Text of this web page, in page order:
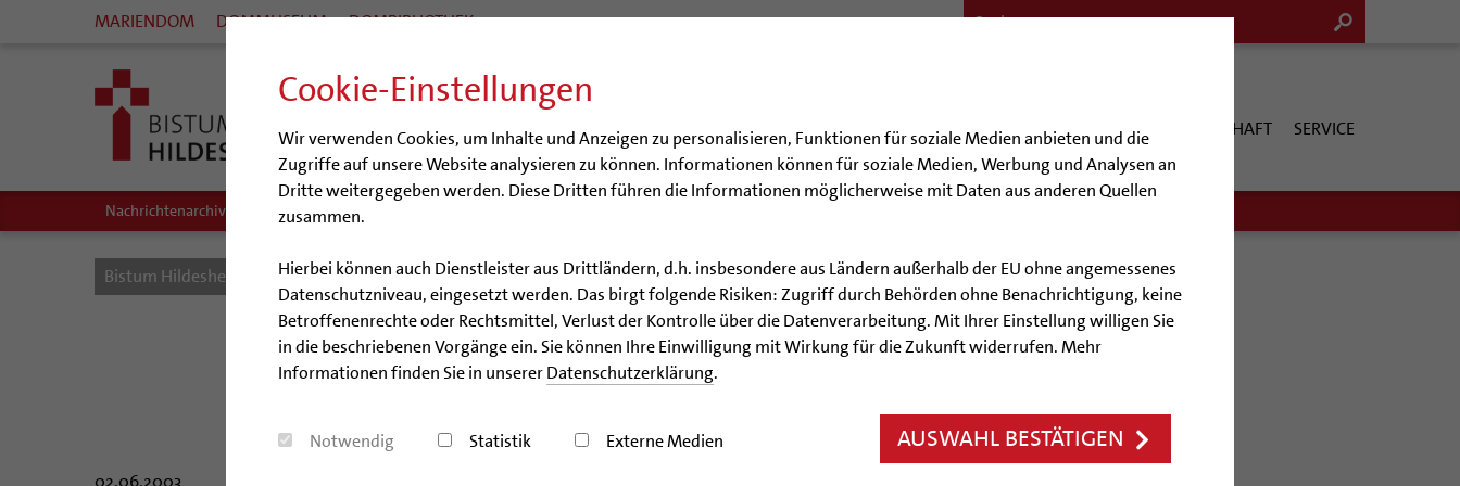
Cookie-Einstellungen
Wir verwenden Cookies, um Inhalte und Anzeigen zu personalisieren, Funktionen für soziale Medien anbieten und die
Zugriffe auf unsere Website analysieren zu können. Informationen können für soziale Medien, Werbung und Analysen an
Dritte weitergegeben werden. Diese Dritten führen die Informationen möglicherweise mit Daten aus anderen Quellen
zusammen.
Hierbei können auch Dienstleister aus Drittländern, d.h. insbesondere aus Ländern außerhalb der EU ohne angemessenes
Datenschutzniveau, eingesetzt werden. Das birgt folgende Risiken: Zugriff durch Behörden ohne Benachrichtigung, keine
Betroffenenrechte oder Rechtsmittel, Verlust der Kontrolle über die Datenverarbeitung. Mit Ihrer Einstellung willigen Sie
in die beschriebenen Vorgänge ein. Sie können Ihre Einwilligung mit Wirkung für die Zukunft widerrufen. Mehr
Informationen finden Sie in unsererDatenschutzerklärung.
Notwendig Statistik Externe Medien AUSWAHL BESTÄTIGEN
MARIENDOM DOMMUSEUM DOMBIBLIOTHEK
BISTUM BERATUNG & HILFE BILDUNG & KULTUR KIRCHE & GESELLSCHAFT SERVICE
Nachrichtenarchiv Audio/Podcasts
Bistum Hildesheim Bistum Nachrichten Artikel
Neue Seelsorger für große Aufgaben
Vier Männer werden am 7. Juni zu Priestern geweiht
02.06.2003